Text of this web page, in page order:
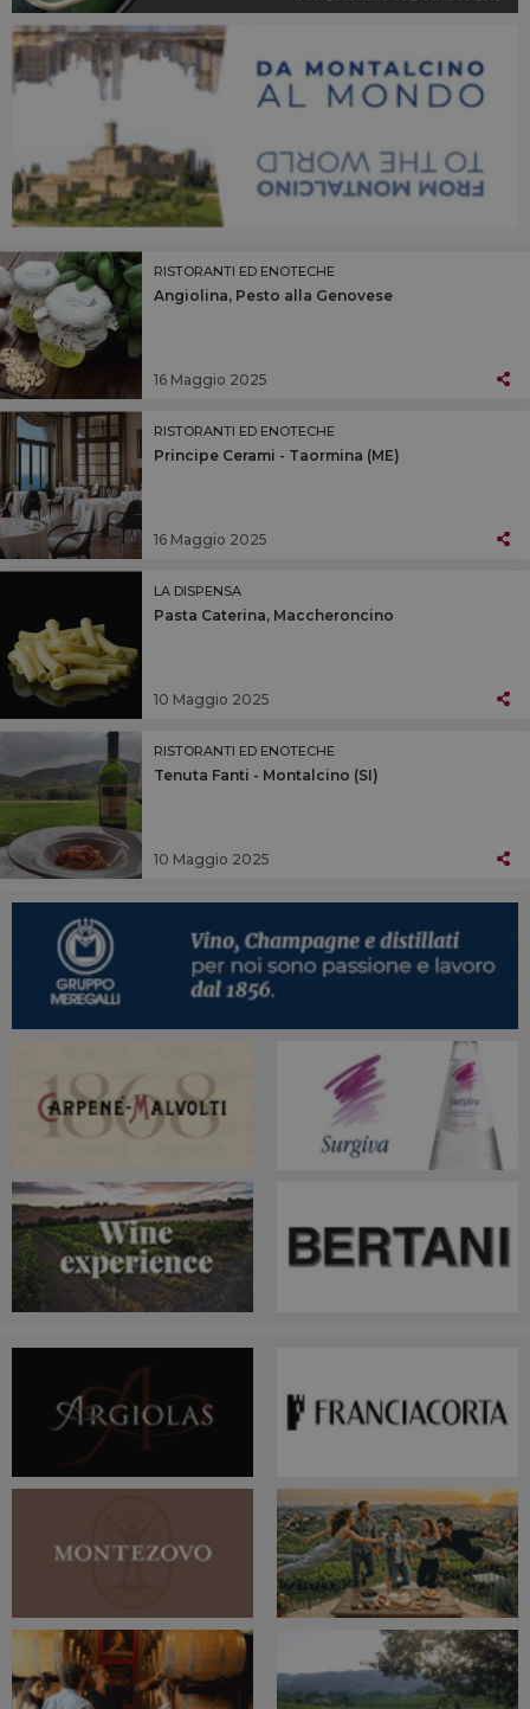
RISTORANTI ED ENOTECHE
Angiolina, Pesto alla Genovese
16 Maggio 2025
RISTORANTI ED ENOTECHE
Principe Cerami - Taormina (ME)
16 Maggio 2025
LA DISPENSA
Pasta Caterina, Maccheroncino
10 Maggio 2025
RISTORANTI ED ENOTECHE
Tenuta Fanti - Montalcino (SI)
10 Maggio 2025